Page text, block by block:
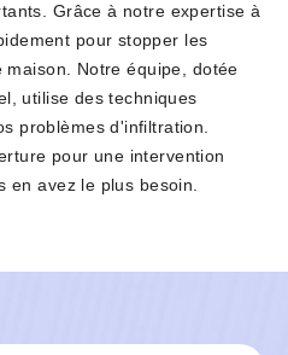
Grâce à notre expertise à
pour stopper les
Notre équipe, dotée
utilise des techniques
problèmes d'infiltration.
pour une intervention
en avez le plus besoin.